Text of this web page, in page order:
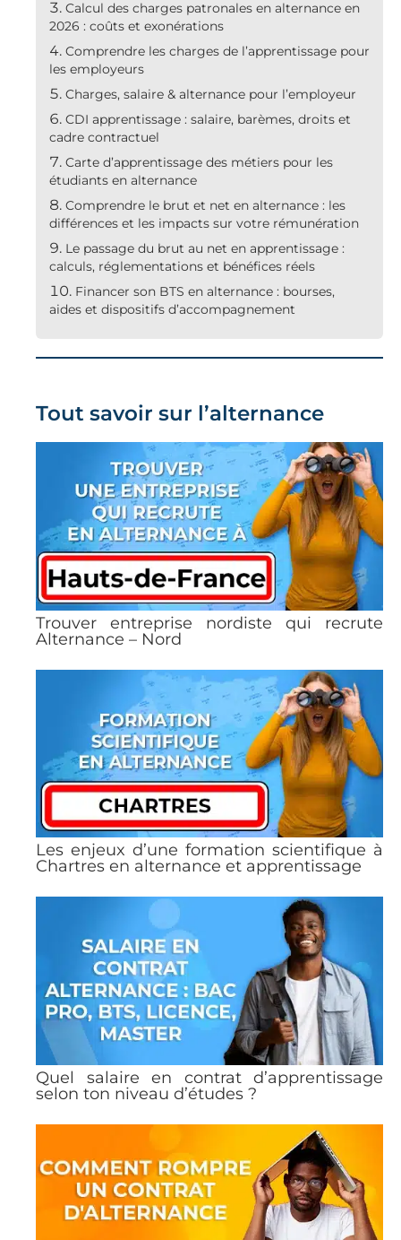
Calcul des charges patronales en alternance en
2026 : coûts et exonérations
Comprendre les charges de l’apprentissage pour
les employeurs
Charges, salaire & alternance pour l’employeur
CDI apprentissage : salaire, barèmes, droits et
cadre contractuel
Carte d’apprentissage des métiers pour les
étudiants en alternance
Comprendre le brut et net en alternance : les
différences et les impacts sur votre rémunération
Le passage du brut au net en apprentissage :
calculs, réglementations et bénéfices réels
Financer son BTS en alternance : bourses,
aides et dispositifs d’accompagnement
Tout savoir sur l’alternance
Trouver entreprise nordiste qui recrute
Alternance – Nord
Les enjeux d’une formation scientifique à
Chartres en alternance et apprentissage
Quel salaire en contrat d’apprentissage
selon ton niveau d’études ?